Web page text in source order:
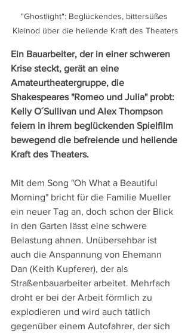
"Ghostlight": Beglückendes, bittersüßes
Kleinod über die heilende Kraft des Theaters
Ein Bauarbeiter, der in einer schweren
Krise steckt, gerät an eine
Amateurtheatergruppe, die
Shakespeares "Romeo und Julia" probt:
Kelly O´Sullivan und Alex Thompson
feiern in ihrem beglückenden Spielfilm
bewegend die befreiende und heilende
Kraft des Theaters.
Mit dem Song "Oh What a Beautiful
Morning" bricht für die Familie Mueller
ein neuer Tag an, doch schon der Blick
in den Garten lässt eine schwere
Belastung ahnen. Unübersehbar ist
auch die Anspannung von Ehemann
Dan (Keith Kupferer), der als
Straßenbauarbeiter arbeitet. Mehrfach
droht er bei der Arbeit förmlich zu
explodieren und wird auch tätlich
gegenüber einem Autofahrer, der sich